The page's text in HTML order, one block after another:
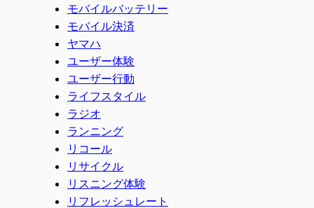
モバイルバッテリー
モバイル決済
ヤマハ
ユーザー体験
ユーザー行動
ライフスタイル
ラジオ
ランニング
リコール
リサイクル
リスニング体験
リフレッシュレート